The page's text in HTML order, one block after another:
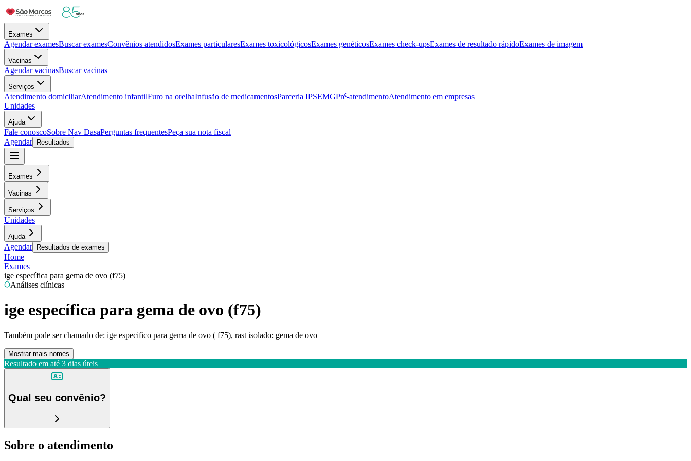
Exames
Agendar examesBuscar examesConvênios atendidosExames particularesExames toxicológicosExames genéticosExames check-upsExames de resultado rápidoExames de imagem
Vacinas
Agendar vacinasBuscar vacinas
Serviços
Atendimento domiciliarAtendimento infantilFuro na orelhaInfusão de medicamentosParceria IPSEMGPré-atendimentoAtendimento em empresas
Unidades
Ajuda
Fale conoscoSobre Nav DasaPerguntas frequentesPeça sua nota fiscal
Agendar
Resultados
Exames
Vacinas
Serviços
Unidades
Ajuda
Agendar Resultados de exames
Home
Exames
ige específica para gema de ovo (f75)
Análises clínicas
ige específica para gema de ovo (f75)
Também pode ser chamado de: ige especifico para gema de ovo ( f75), rast isolado: gema de ovo
Mostrar mais nomes
Resultado em até 3 dias úteis
Qual seu convênio?
Sobre o atendimento